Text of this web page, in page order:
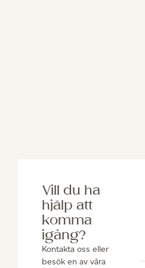
Vill du ha
hjälp att
komma
igång?
Kontakta oss eller
besök en av våra